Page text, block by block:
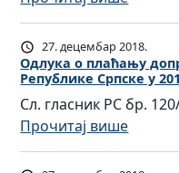
т
н
о
г
ф
о
н
З
а
ш
т
т
д
о
п
р
и
н
о
л
а
н
о
в
а
с
а
њ
у
и
о
у
т
в
д
р
ђ
и
О
д
л
у
к
a
о
27. децембар 2018.
Одлукa о плаћању
Републике Српске у
Сл. гласник РС бр.
Прочитај више:
О
д